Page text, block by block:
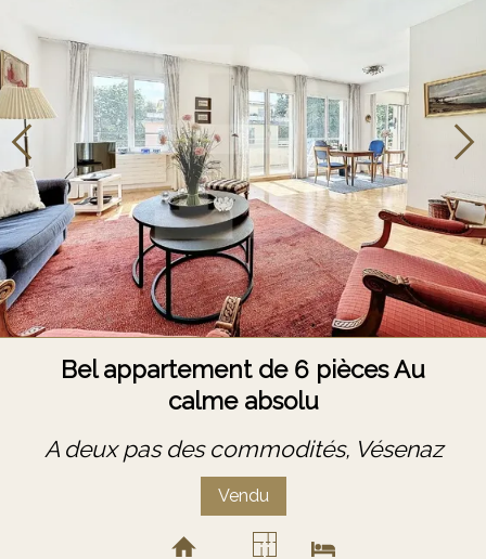
Bel appartement de 6 pièces Au
calme absolu
A deux pas des commodités, Vésenaz
Vendu